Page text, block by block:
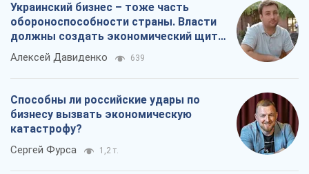
Украинский бизнес – тоже часть
обороноспособности страны. Власти
должны создать экономический щит
для компаний
Алексей Давиденко 639
Способны ли российские удары по
бизнесу вызвать экономическую
катастрофу?
Сергей Фурса 1,2 т.